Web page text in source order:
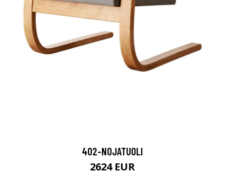
402-NOJATUOLI
2624 EUR